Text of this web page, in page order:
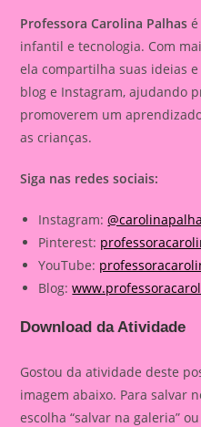
Professora Carolina Palhas
infantil e tecnologia. Com
ela compartilha suas ideias
blog e Instagram, ajudando
promoverem um
as crianças.
Siga nas redes sociais:
Instagram:
Pinterest:
YouTube:
Blog:
Download da Atividade
Gostou da atividade deste
imagem abaixo. Para salvar
escolha “salvar na galeria”